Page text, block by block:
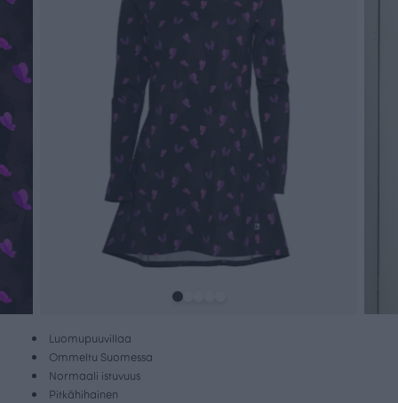
Luomupuuvillaa
Ommeltu Suomessa
Normaali istuvuus
Pitkähihainen